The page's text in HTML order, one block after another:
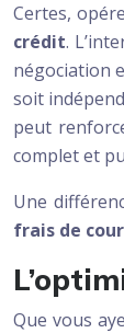
Certes,
crédit.
négociation
soit
peut
complet et
Une
frais de
Que vous